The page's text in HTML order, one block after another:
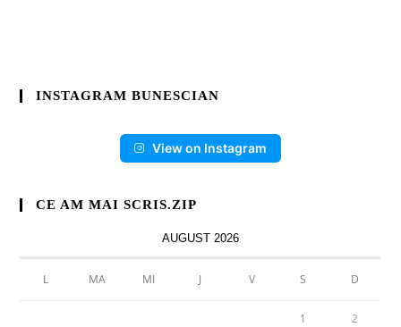
INSTAGRAM BUNESCIAN
View on Instagram
CE AM MAI SCRIS.ZIP
AUGUST 2026
L MA MI J V S D
1 2